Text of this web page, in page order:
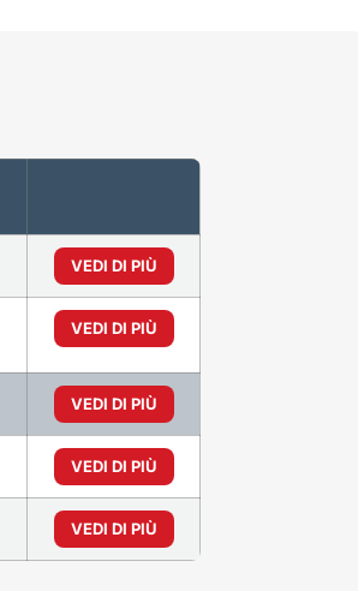
VEDI DI PIÙ
VEDI DI PIÙ
VEDI DI PIÙ
VEDI DI PIÙ
VEDI DI PIÙ